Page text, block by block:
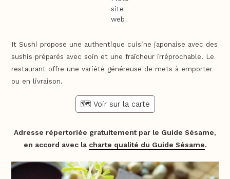
It Sushi propose une authentique cuisine japonaise avec des
sushis préparés avec soin et une fraîcheur irréprochable. Le
restaurant offre une variété généreuse de mets à emporter
ou en livraison.
🗺️ Voir sur la carte
Adresse répertoriée gratuitement par le Guide Sésame,
en accord avec la charte qualité du Guide Sésame.